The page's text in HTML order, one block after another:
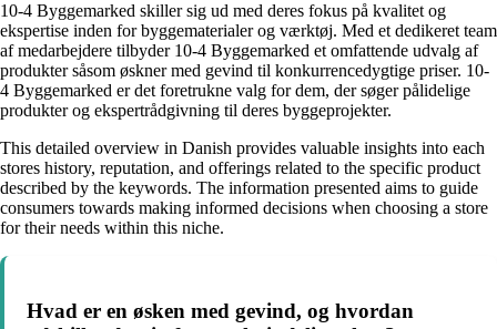
10-4 Byggemarked skiller sig ud med deres fokus på kvalitet og
ekspertise inden for byggematerialer og værktøj. Med et dedikeret team
af medarbejdere tilbyder 10-4 Byggemarked et omfattende udvalg af
produkter såsom øskner med gevind til konkurrencedygtige priser. 10-
4 Byggemarked er det foretrukne valg for dem, der søger pålidelige
produkter og ekspertrådgivning til deres byggeprojekter.
This detailed overview in Danish provides valuable insights into each
stores history, reputation, and offerings related to the specific product
described by the keywords. The information presented aims to guide
consumers towards making informed decisions when choosing a store
for their needs within this niche.
Hvad er en øsken med gevind, og hvordan